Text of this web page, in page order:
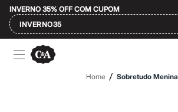
INVERNO 35% OFF COM CUPOM
INVERNO35
Ofertas
Compre por Departamento
Home / Sobretudo Menina